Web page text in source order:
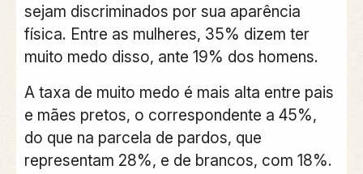
sejam discriminados por sua aparência
física. Entre as mulheres, 35% dizem ter
muito medo disso, ante 19% dos homens.
A taxa de muito medo é mais alta entre pais
e mães pretos, o correspondente a 45%,
do que na parcela de pardos, que
representam 28%, e de brancos, com 18%.